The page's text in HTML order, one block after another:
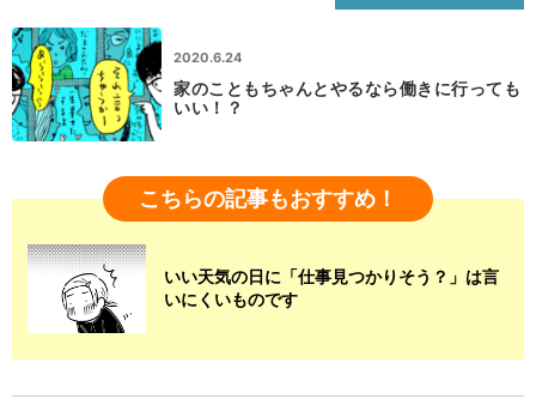
2020.6.24
家のこともちゃんとやるなら働きに行っても
いい！？
こちらの記事もおすすめ！
いい天気の日に「仕事見つかりそう？」は言
いにくいものです